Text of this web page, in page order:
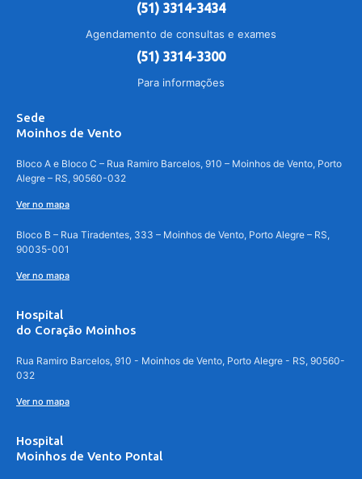
(51) 3314-3434
Agendamento de consultas e exames
(51) 3314-3300
Para informações
Sede
Moinhos de Vento
Bloco A e Bloco C – Rua Ramiro Barcelos, 910 – Moinhos de Vento, Porto
Alegre – RS, 90560-032
Ver no mapa
Bloco B – Rua Tiradentes, 333 – Moinhos de Vento, Porto Alegre – RS,
90035-001
Ver no mapa
Hospital
do Coração Moinhos
Rua Ramiro Barcelos, 910 - Moinhos de Vento, Porto Alegre - RS, 90560-
032
Ver no mapa
Hospital
Moinhos de Vento Pontal